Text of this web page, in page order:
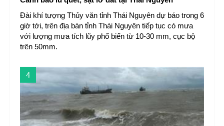
Đài khí tượng Thủy văn tỉnh Thái Nguyên dự báo trong 6
giờ tới, trên địa bàn tỉnh Thái Nguyên tiếp tục có mưa
với lượng mưa tích lũy phổ biến từ 10-30 mm, cục bộ
trên 50mm.
4